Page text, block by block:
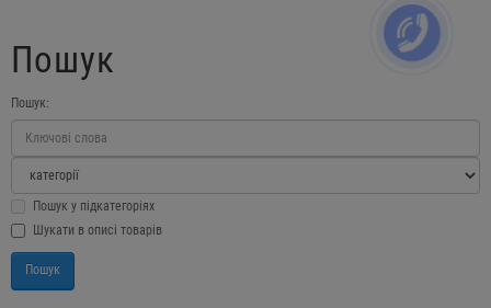
Пошук
Пошук:
Пошук у підкатегоріях
Шукати в описі товарів